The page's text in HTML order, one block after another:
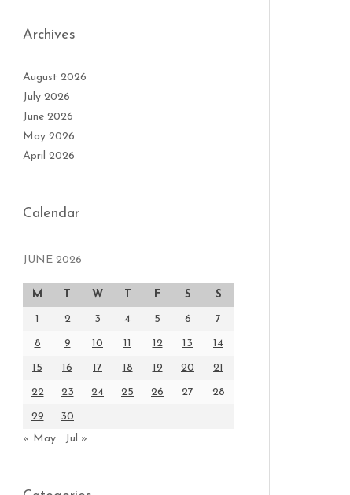
Archives
August 2026
July 2026
June 2026
May 2026
April 2026
Calendar
JUNE 2026
M T W T F S S
1 2 3 4 5 6 7
8 9 10 11 12 13 14
15 16 17 18 19 20 21
22 23 24 25 26 27 28
29
30
« May
Jul »